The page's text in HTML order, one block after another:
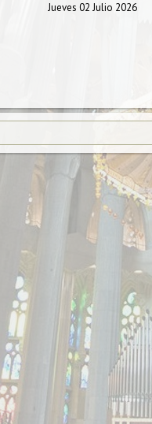
Jueves 02 Julio 2026